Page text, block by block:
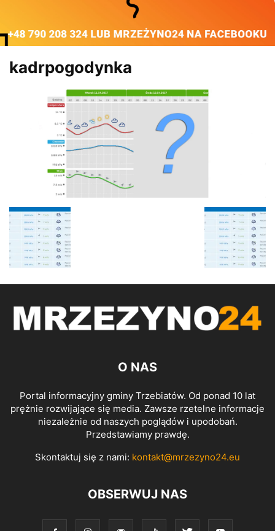
kadrpogodynka
O NAS
Portal informacyjny gminy Trzebiatów. Od ponad 10 lat
prężnie rozwijające się media. Zawsze rzetelne informacje
niezależnie od naszych poglądów i upodobań.
Przedstawiamy prawdę.
Skontaktuj się z nami: kontakt@mrzezyno24.eu
OBSERWUJ NAS